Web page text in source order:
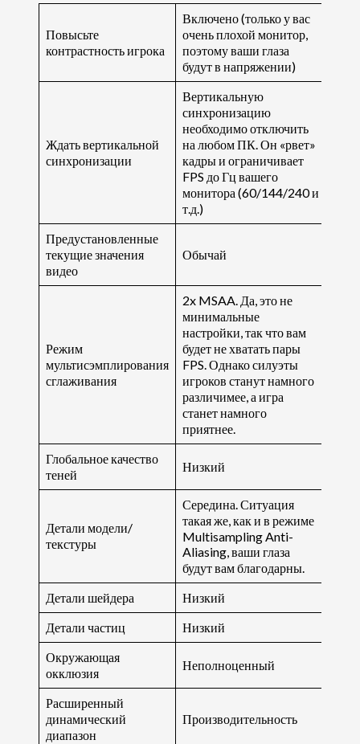
Повысьте
контрастность игрока
Включено (только у вас
очень плохой монитор,
поэтому ваши глаза
будут в напряжении)
Ждать вертикальной
синхронизации
Вертикальную
синхронизацию
необходимо отключить
на любом ПК. Он «рвет»
кадры и ограничивает
FPS до Гц вашего
монитора (60/144/240 и
т.д.)
Предустановленные
текущие значения
видео
Обычай
Режим
мультисэмплирования
сглаживания
2x MSAA. Да, это не
минимальные
настройки, так что вам
будет не хватать пары
FPS. Однако силуэты
игроков станут намного
различимее, а игра
станет намного
приятнее.
Глобальное качество
теней
Низкий
Детали модели/
текстуры
Середина. Ситуация
такая же, как и в режиме
Multisampling Anti-
Aliasing, ваши глаза
будут вам благодарны.
Детали шейдера
Низкий
Детали частиц
Низкий
Окружающая
окклюзия
Неполноценный
Расширенный
динамический
диапазон
Производительность